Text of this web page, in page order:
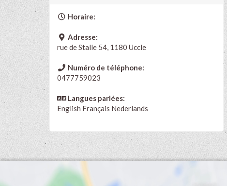
Horaire:
Adresse:
rue de Stalle 54, 1180 Uccle
Numéro de téléphone:
0477759023
Langues parlées:
English Français Nederlands